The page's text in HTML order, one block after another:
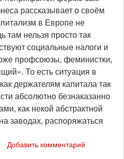
рассказывает о своём
в Европе не
там нельзя просто так
социальные налоги и
профсоюзы, феминистки,
То есть ситуация в
держателям капитала так
абсолютно безнаказанно
как некой абстрактной
заводах, распоряжаться
Добавить комментарий